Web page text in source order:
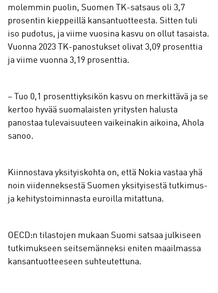
molemmin puolin, Suomen TK-satsaus oli 3,7
prosentin kieppeillä kansantuotteesta. Sitten tuli
iso pudotus, ja viime vuosina kasvu on ollut tasaista.
Vuonna 2023 TK-panostukset olivat 3,09 prosenttia
ja viime vuonna 3,19 prosenttia.
– Tuo 0,1 prosenttiyksikön kasvu on merkittävä ja se
kertoo hyvää suomalaisten yritysten halusta
panostaa tulevaisuuteen vaikeinakin aikoina, Ahola
sanoo.
Kiinnostava yksityiskohta on, että Nokia vastaa yhä
noin viidenneksestä Suomen yksityisestä tutkimus-
ja kehitystoiminnasta euroilla mitattuna.
OECD:n tilastojen mukaan Suomi satsaa julkiseen
tutkimukseen seitsemänneksi eniten maailmassa
kansantuotteeseen suhteutettuna.